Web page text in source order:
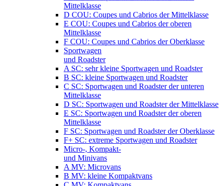
Mittelklasse
D COU: Coupes und Cabrios der Mittelklasse
E COU: Coupes und Cabrios der oberen
Mittelklasse
F COU: Coupes und Cabrios der Oberklasse
Sportwagen
und Roadster
A SC: sehr kleine Sportwagen und Roadster
B SC: kleine Sportwagen und Roadster
C SC: Sportwagen und Roadster der unteren
Mittelklasse
D SC: Sportwagen und Roadster der Mittelklasse
E SC: Sportwagen und Roadster der oberen
Mittelklasse
F SC: Sportwagen und Roadster der Oberklasse
F+ SC: extreme Sportwagen und Roadster
Micro-, Kompakt-
und Minivans
A MV: Microvans
B MV: kleine Kompaktvans